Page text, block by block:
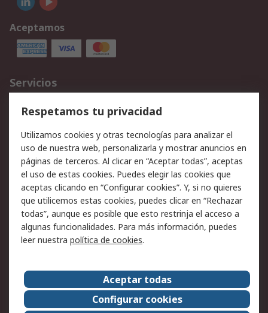
Aceptamos
Servicios
Cómo realizar pedidos
Devoluciones
Facturación y pago
Ofertas
Soporte técnico
Legal
Aviso legal
Política de privacidad -
Actualizada
Política sobre cookies
Seguridad de emails
Certificaciones de
Condiciones de venta
Acerca de RS
Acerca de RS RS Group
Respetamos tu privacidad
Utilizamos cookies y otras tecnologías para analizar el
uso de nuestra web, personalizarla y mostrar anuncios en
páginas de terceros. Al clicar en “Aceptar todas”, aceptas
el uso de estas cookies. Puedes elegir las cookies que
aceptas clicando en “Configurar cookies”. Y, si no quieres
que utilicemos estas cookies, puedes clicar en “Rechazar
todas”, aunque es posible que esto restrinja el acceso a
algunas funcionalidades. Para más información, puedes
leer nuestra política de cookies.
Aceptar todas
Configurar cookies